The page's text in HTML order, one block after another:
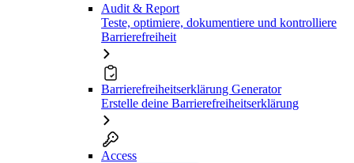
Audit & Report
Teste, optimiere, dokumentiere und kontrolliere
Barrierefreiheit
Barrierefreiheitserklärung Generator
Erstelle deine Barrierefreiheitserklärung
Access